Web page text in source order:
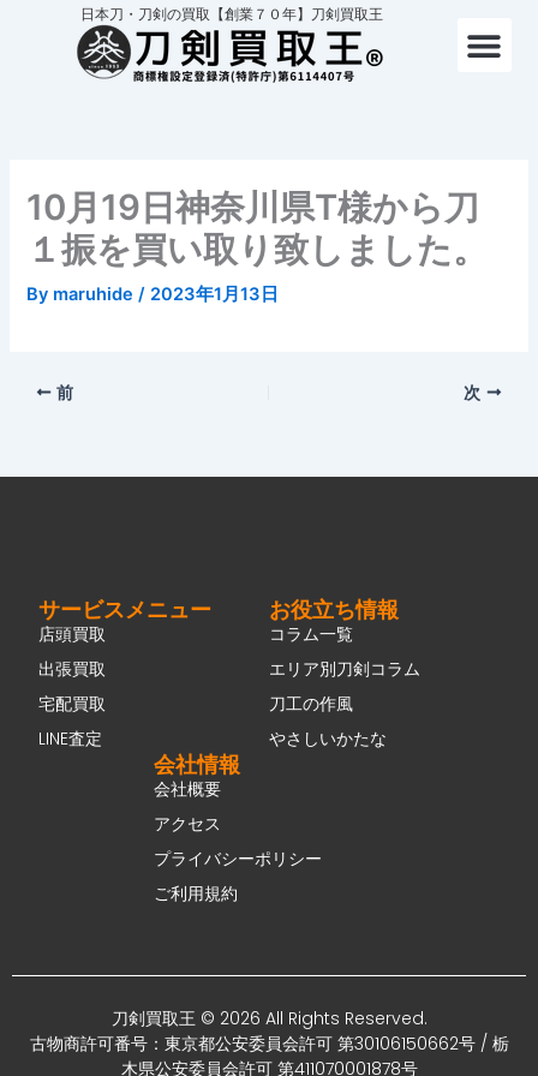
日本刀・刀剣の買取【創業７０年】刀剣買取王
10月19日神奈川県T様から刀
１振を買い取り致しました。
By maruhide/ 2023年1月13日
前 次
サービスメニュー
店頭買取
出張買取
宅配買取
LINE査定
お役立ち情報
コラム一覧
エリア別刀剣コラム
刀工の作風
やさしいかたな
会社情報
会社概要
アクセス
プライバシーポリシー
ご利用規約
刀剣買取王 © 2026 All Rights Reserved.
古物商許可番号：東京都公安委員会許可 第30106150662号 / 栃
木県公安委員会許可 第411070001878号